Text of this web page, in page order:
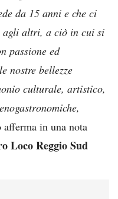
da 15 anni e che ci
agli altri, a ciò in cui si
passione ed
nostre bellezze
culturale, artistico,
afferma in una nota
Loco Reggio Sud